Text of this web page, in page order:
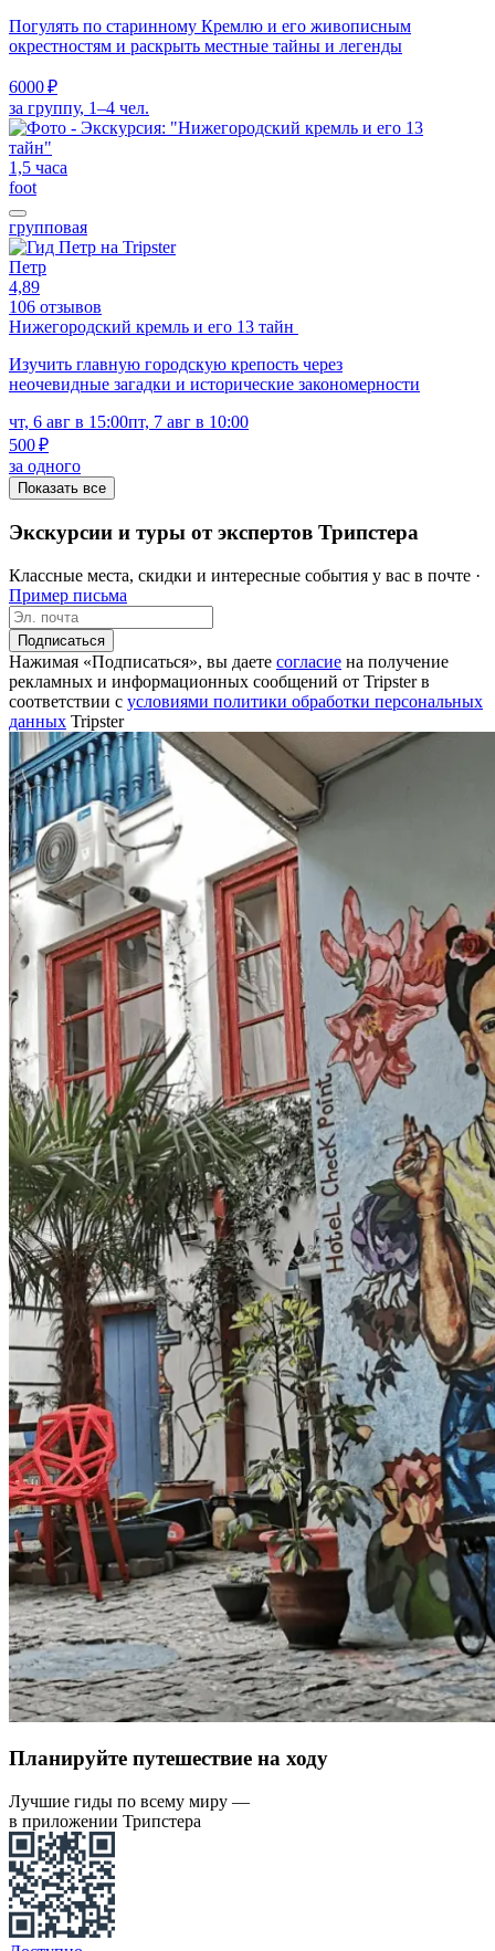
Погулять по старинному Кремлю и его живописным
окрестностям и раскрыть местные тайны и легенды
6000 ₽
за группу, 1–4 чел.
1,5 часа
foot
групповая
Петр
4,89
106 отзывов
Нижегородский кремль и его 13 тайн
Изучить главную городскую крепость через
неочевидные загадки и исторические закономерности
чт, 6 авг в 15:00пт, 7 авг в 10:00
500 ₽
за одного
Показать все
Экскурсии и туры от экспертов Трипстера
Классные места, скидки и интересные события у вас в почте ·
Пример письма
Подписаться
Нажимая «Подписаться», вы даете согласие на получение
рекламных и информационных сообщений от Tripster в
соответствии c условиями политики обработки персональных
данных Tripster
Планируйте путешествие на ходу
Лучшие гиды по всему миру —
в приложении Трипстера